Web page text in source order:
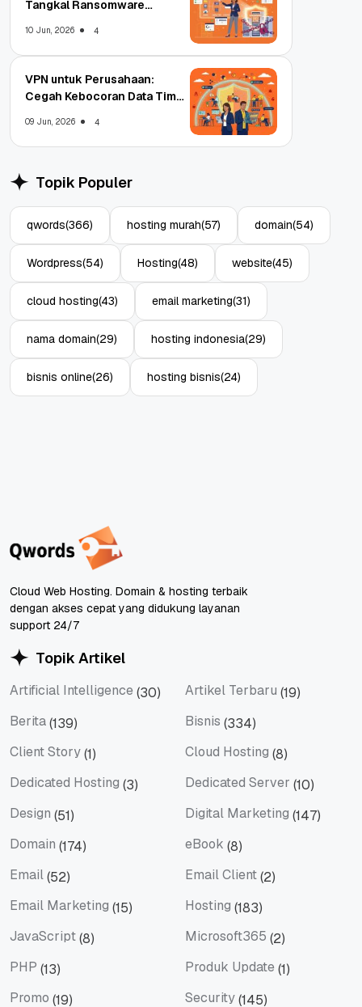
Tangkal Ransomware
10 Jun, 2026 4
VPN untuk Perusahaan:
Cegah Kebocoran Data Tim
09 Jun, 2026 4
Topik Populer
qwords(366) hosting murah(57) domain(54)
Wordpress(54) Hosting(48) website(45)
cloud hosting(43) email marketing(31)
nama domain(29) hosting indonesia(29)
bisnis online(26) hosting bisnis(24)
Cloud Web Hosting. Domain & hosting terbaik
dengan akses cepat yang didukung layanan
support 24/7
Topik Artikel
Artificial Intelligence (30) Artikel Terbaru (19)
Berita(139) Bisnis (334)
Client Story(1) Cloud Hosting (8)
Dedicated Hosting (3) Dedicated Server (10)
Design (51) Digital Marketing (147)
Domain (174) eBook (8)
Email(52) Email Client(2)
Email Marketing (15) Hosting (183)
JavaScript(8) Microsoft365 (2)
PHP (13) Produk Update (1)
Promo (19) Security(145)